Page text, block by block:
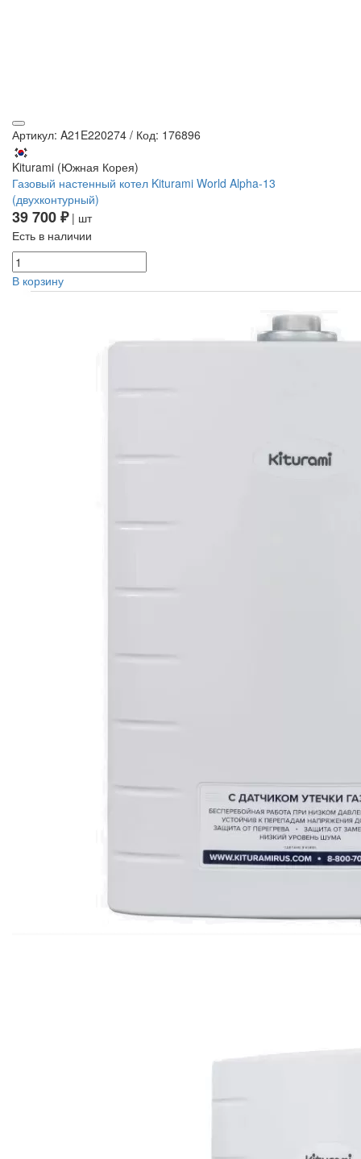
Артикул: A21E220274 / Код: 176896
Kiturami (Южная Корея)
Газовый настенный котел Kiturami World Alpha-13
(двухконтурный)
39 700 ₽| шт
Есть в наличии
В корзину